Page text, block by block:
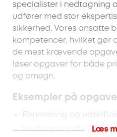
specialister i nedtagning
udfører med stor
sikkerhed. Vores ansatte
kompetencer, hvilket gør
de mest krævende
løser opgaver for både
og omegn.
Eksempler på
Renovering og
Nedtagning af
Læs